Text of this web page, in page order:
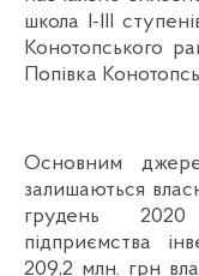
школа I-III
Конотопського
Попівка
Основним
залишаються
грудень 2020
підприємства
209,2 млн. грн